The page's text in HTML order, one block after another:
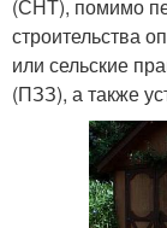
(СНТ), помимо
строительства
или сельские
(ПЗЗ), а также